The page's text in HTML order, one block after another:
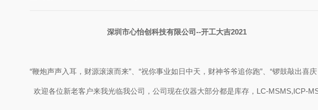
深圳市心怡创科技有限公司--开工大吉2021
“鞭炮声声入耳，财源滚滚而来”、“祝你事业如日中天，财神爷爷追你跑”、“锣鼓敲出喜
欢迎各位新老客户来我光临我公司，公司现在仪器大部分都是库存，LC-MSMS,ICP-